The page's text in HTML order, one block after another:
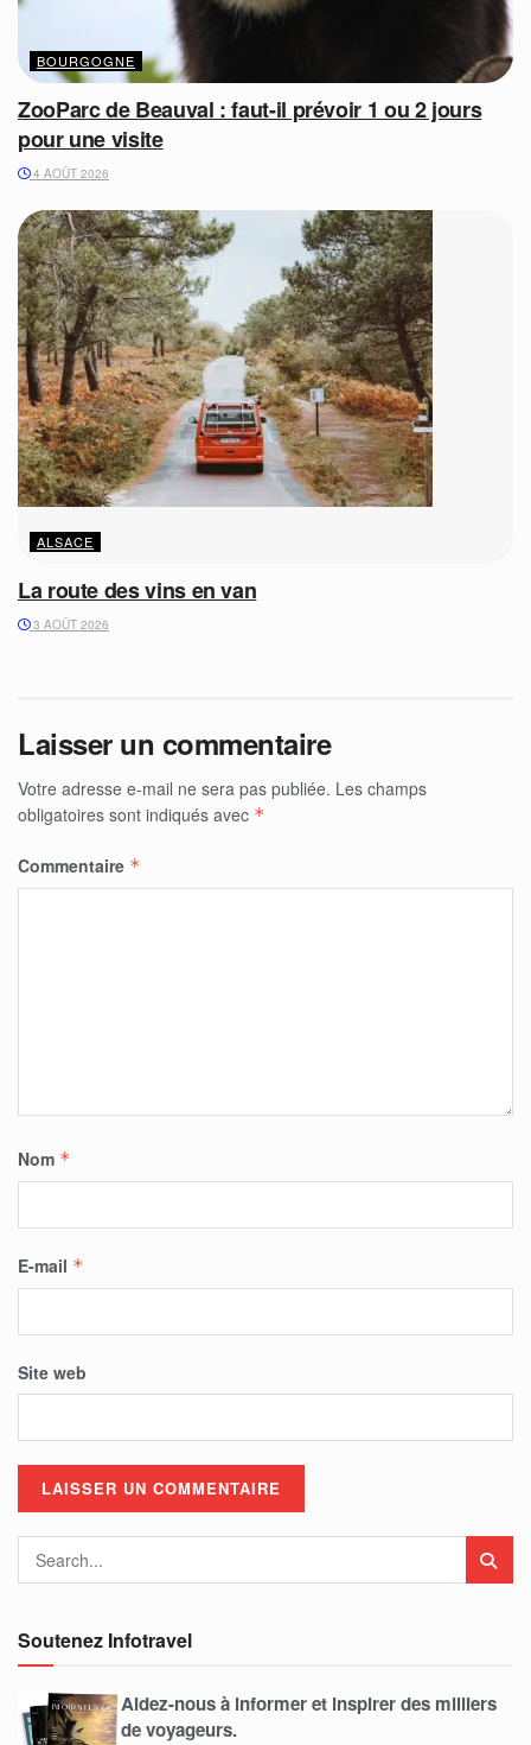
BOURGOGNE
ZooParc de Beauval : faut-il prévoir 1 ou 2 jours
pour une visite
4 AOÛT 2026
ALSACE
La route des vins en van
3 AOÛT 2026
Laisser un commentaire
Votre adresse e-mail ne sera pas publiée. Les champs
obligatoires sont indiqués avec *
Commentaire *
Nom *
E-mail *
Site web
Soutenez Infotravel
Aidez-nous à informer et inspirer des milliers
de voyageurs.